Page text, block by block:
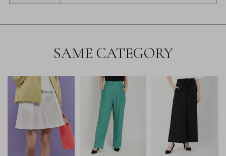
■Styling
パンツの端正なラインが、ブラウスの華やかなフリルを際立たせ、甘さと辛
サンダルで外したきれいめカジュアルな休日スタイルにも寄り添う万能ボト
※照明の関係により、実際よりも色味が違って見える場合、
また、パソコンやスマートフォンなどの環境により、若干製品と画像のカラ
ーが異なる場合もございます。
予めご了承ください。
※同じカラー名でも商品により色が異なりますので、予めご了承ください。
SAME CATEGORY